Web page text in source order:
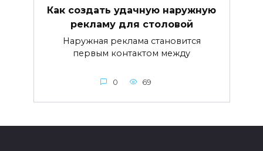
Как создать удачную наружную
рекламу для столовой
Наружная реклама становится
первым контактом между
0 69